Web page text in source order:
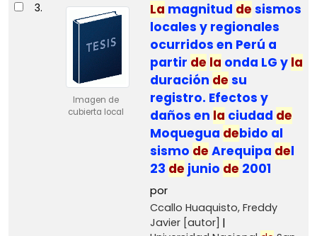
3.
Imagen de
cubierta local
La magnitud de sismos
locales y regionales
ocurridos en Perú a
partir de la onda LG y la
duración de su
registro. Efectos y
daños en la ciudad de
Moquegua debido al
sismo de Arequipa del
23 de junio de 2001
por
Ccallo Huaquisto, Freddy
Javier[autor]